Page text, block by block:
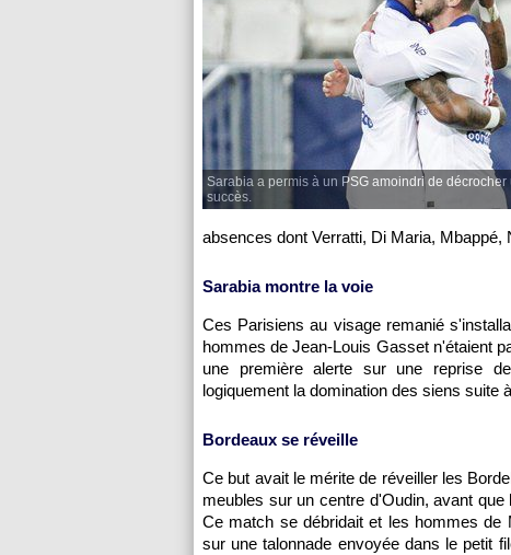
Sarabia a permis à un PSG amoindri de décrocher
succès.
absences dont Verratti, Di Maria, Mbappé,
Sarabia montre la voie
Ces Parisiens au visage remanié
hommes de Jean-Louis Gasset n'étaient
une première alerte sur une reprise
logiquement la domination des siens suite
Bordeaux se réveille
Ce but avait le mérite de réveiller les
meubles sur un centre d'Oudin, avant
Ce match se débridait et les hommes de
sur une talonnade envoyée dans le petit